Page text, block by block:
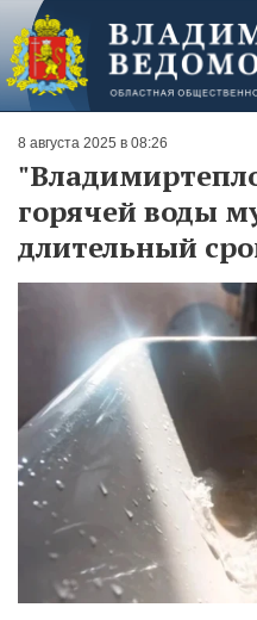
8 августа 2025 в 08:26
горячей воды
длительный